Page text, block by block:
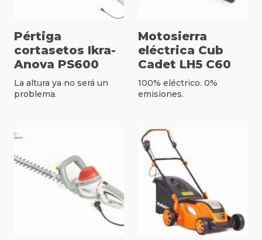
Pértiga
cortasetos Ikra-
Anova PS600
La altura ya no será un
problema.
Motosierra
eléctrica Cub
Cadet LH5 C60
100% eléctrico. 0%
emisiones.